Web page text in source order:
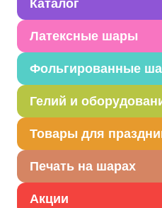
Каталог
Латексные шары
Фольгированные
Гелий и
Товары для
Печать на шарах
Акции
Срок изготовления - 3 минуты.
в один клик
print@balloons.ru
, в
шаблона, выбранный Вами и
прикрепите изображение (см.